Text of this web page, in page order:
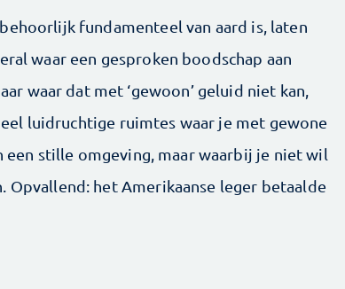
fundamenteel van aard is, laten
waar een gesproken boodschap aan
waar dat met ‘gewoon’ geluid niet kan,
luidruchtige ruimtes waar je met gewone
stille omgeving, maar waarbij je niet wil
Opvallend: het Amerikaanse leger betaalde